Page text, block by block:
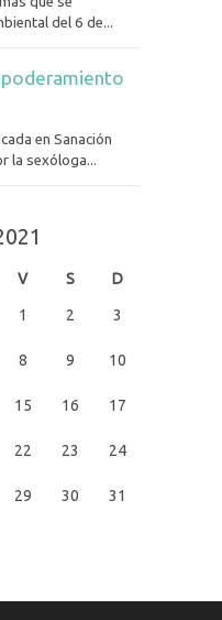
del 6 de...
en Sanación
la sexóloga...
V S D
1 2 3
8 9 10
15 16 17
22 23 24
29 30 31